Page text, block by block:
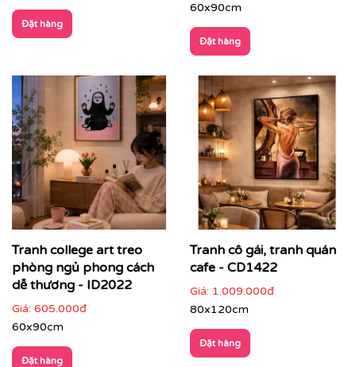
Đặt hàng
60x90cm
Đặt hàng
Tranh college art treo
phòng ngủ phong cách
dễ thương - ID2022
Giá: 605.000đ
60x90cm
Đặt hàng
Tranh cô gái, tranh quán
cafe - CD1422
Giá: 1.009.000đ
80x120cm
Đặt hàng